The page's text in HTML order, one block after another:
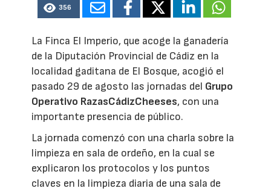
356
La Finca El Imperio, que acoge la ganadería
de la Diputación Provincial de Cádiz en la
localidad gaditana de El Bosque, acogió el
pasado 29 de agosto las jornadas del Grupo
Operativo RazasCádizCheeses, con una
importante presencia de público.
La jornada comenzó con una charla sobre la
limpieza en sala de ordeño, en la cual se
explicaron los protocolos y los puntos
claves en la limpieza diaria de una sala de